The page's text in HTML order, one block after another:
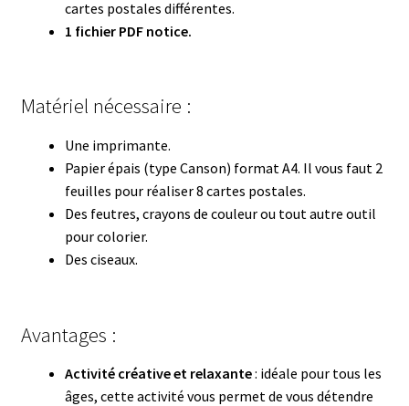
cartes postales différentes.
1 fichier PDF notice.
Matériel nécessaire :
Une imprimante.
Papier épais (type Canson) format A4. Il vous faut 2
feuilles pour réaliser 8 cartes postales.
Des feutres, crayons de couleur ou tout autre outil
pour colorier.
Des ciseaux.
Avantages :
Activité créative et relaxante: idéale pour tous les
âges, cette activité vous permet de vous détendre